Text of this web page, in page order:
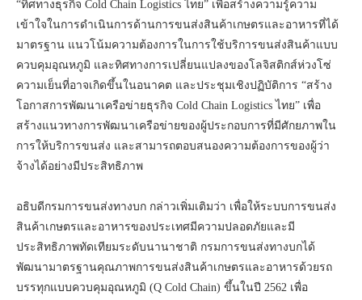
“ทิศทางธุรกิจ Cold Chain Logistics ไทย” เพื่อสร้างความรู้ความ
เข้าใจในการดำเนินการด้านการขนส่งสินค้าเกษตรและอาหารที่ได้
มาตรฐาน แนวโน้มความต้องการในการใช้บริการขนส่งสินค้าแบบ
ควบคุมอุณหภูมิ และทิศทางการเปลี่ยนแปลงของโลจิสติกส์ห่วงโซ่
ความเย็นที่อาจเกิดขึ้นในอนาคต และประชุมเชิงปฏิบัติการ “สร้าง
โอกาสการพัฒนาเครือข่ายธุรกิจ Cold Chain Logistics ไทย” เพื่อ
สร้างแนวทางการพัฒนาเครือข่ายของผู้ประกอบการที่มีศักยภาพใน
การให้บริการขนส่ง และสามารถตอบสนองความต้องการของผู้ว่า
จ้างได้อย่างมีประสิทธิภาพ
อธิบดีกรมการขนส่งทางบก กล่าวเพิ่มเติมว่า เพื่อให้ระบบการขนส่ง
สินค้าเกษตรและอาหารของประเทศมีความปลอดภัยและมี
ประสิทธิภาพทัดเทียมระดับนานาชาติ กรมการขนส่งทางบกได้
พัฒนามาตรฐานคุณภาพการขนส่งสินค้าเกษตรและอาหารด้วยรถ
บรรทุกแบบควบคุมอุณหภูมิ (Q Cold Chain) ขึ้นในปี 2562 เพื่อ